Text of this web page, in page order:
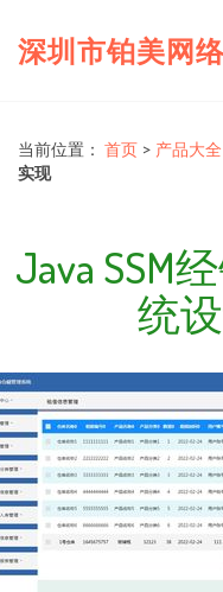
深圳市铂美网
当前位置： 首页 > 产品大全
实现
Java SSM
统